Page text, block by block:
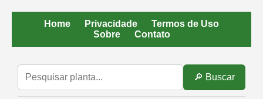
Home Privacidade
Termos de Uso
Sobre
Contato
🔎 Buscar